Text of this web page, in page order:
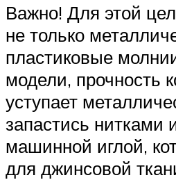
Важно! Для этой
не только
пластиковые
модели, прочность
уступает
запастись нитками
машинной иглой,
для джинсовой